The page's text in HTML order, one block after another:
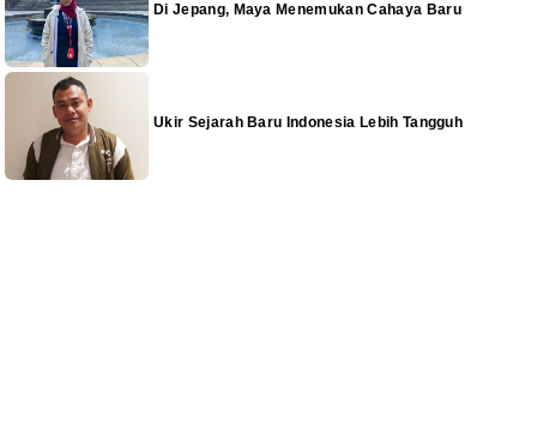
Di Jepang, Maya Menemukan Cahaya Baru
Ukir Sejarah Baru Indonesia Lebih Tangguh